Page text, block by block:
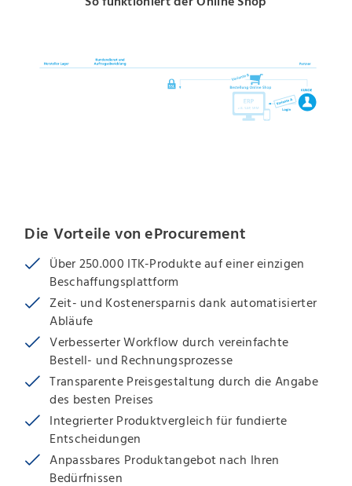
Die Vorteile von eProcurement
Über 250.000 ITK-Produkte auf einer einzigen
Beschaffungsplattform
Zeit- und Kostenersparnis dank automatisierter
Abläufe
Verbesserter Workflow durch vereinfachte
Bestell- und Rechnungsprozesse
Transparente Preisgestaltung durch die Angabe
des besten Preises
Integrierter Produktvergleich für fundierte
Entscheidungen
Anpassbares Produktangebot nach Ihren
Bedürfnissen